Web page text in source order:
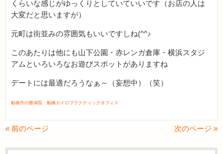
くらいな感じがゆっくりとしていていいです（お店の人は
大変だと思いますが）
元町は街並みの雰囲気もいいですしね(^^♪
このあたりは他にも山下公園・赤レンガ倉庫・横浜スタジ
アムといろいろなお遊びスポットがありますね
デートには最適だろうなぁ～（妄想中）（笑）
船橋市の整体院 船橋カイロプラクティックオフィス
« 前のページ 次のページ »